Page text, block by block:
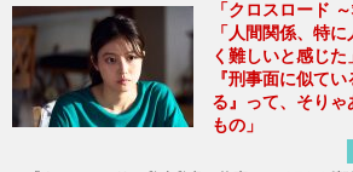
「クロスロード
「人間関係、特
く難しいと感じ
『刑事面に似て
る』って、そり
もの」